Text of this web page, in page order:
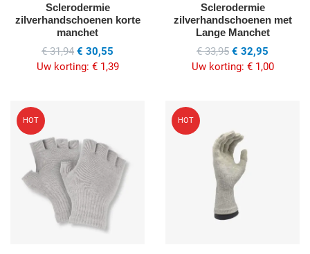
Sclerodermie
zilverhandschoenen korte
manchet
€ 31,94 € 30,55
Uw korting: € 1,39
Sclerodermie
zilverhandschoenen met
Lange Manchet
€ 33,95 € 32,95
Uw korting: € 1,00
HOT
Voeg toe aan mijn wenslijst
HOT